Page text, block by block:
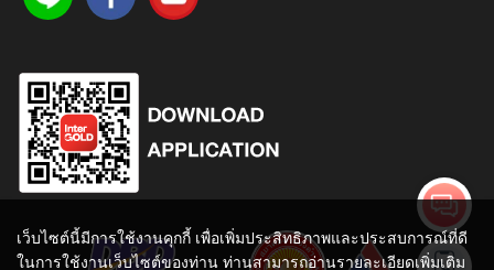
เว็บไซต์นี้มีการใช้งานคุกกี้ เพื่อเพิ่มประสิทธิภาพและประสบการณ์ที่ดี
ในการใช้งานเว็บไซต์ของท่าน ท่านสามารถอ่านรายละเอียดเพิ่มเติม